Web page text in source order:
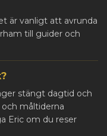
är vanligt att avrunda
till guider och
stängt dagtid och
måltiderna
Eric om du reser